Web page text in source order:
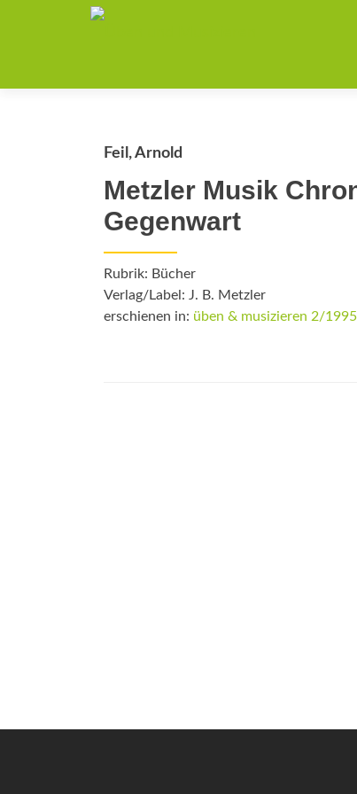
Feil, Arnold
Metzler Musik
Gegenwart
Rubrik: Bücher
Verlag/Label: J. B. Metzler
erschienen in: üben & musizieren 2/1995